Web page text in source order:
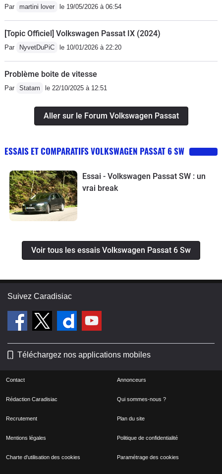
Par martini lover le 19/05/2026 à 06:54
[Topic Officiel] Volkswagen Passat IX (2024)
Par NyvetDuPiC le 10/01/2026 à 22:20
Problème boite de vitesse
Par Statam le 22/10/2025 à 12:51
Aller sur le Forum Volkswagen Passat
ESSAIS ET COMPARATIFS VOLKSWAGEN PASSAT 6 SW
Essai - Volkswagen Passat SW : un
vrai break
Voir tous les essais Volkswagen Passat 6 Sw
Suivez Caradisiac
Téléchargez nos applications mobiles
Contact Annonceurs
Rédaction Caradisiac Qui sommes-nous ?
Recrutement Plan du site
Mentions légales Politique de confidentialité
Charte d'utilisation des cookies Paramétrage des cookies